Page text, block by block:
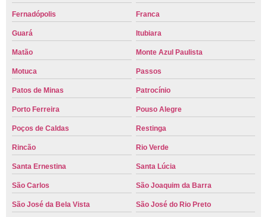
Fernadópolis Franca
Guará Itubiara
Matão Monte Azul Paulista
Motuca Passos
Patos de Minas Patrocínio
Porto Ferreira Pouso Alegre
Poços de Caldas Restinga
Rincão Rio Verde
Santa Ernestina Santa Lúcia
São Carlos São Joaquim da Barra
São José da Bela Vista São José do Rio Preto